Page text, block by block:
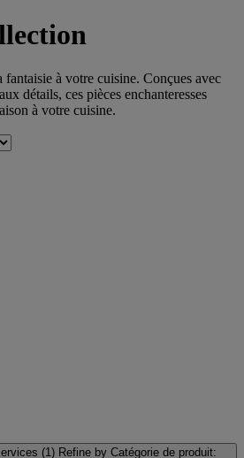
fantaisie à votre cuisine. Conçues avec
détails, ces pièces enchanteresses
à votre cuisine.
(1) Refine by Catégorie de produit: